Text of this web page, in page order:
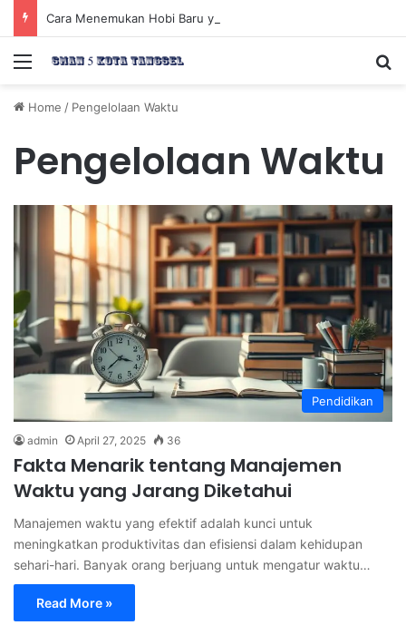
Menu
Home / Pengelolaan Waktu
Pengelolaan Waktu
Pendidikan
admin April 27, 2025 36
Fakta Menarik tentang Manajemen
Waktu yang Jarang Diketahui
Manajemen waktu yang efektif adalah kunci untuk
meningkatkan produktivitas dan efisiensi dalam kehidupan
sehari-hari. Banyak orang berjuang untuk mengatur waktu…
Read More »